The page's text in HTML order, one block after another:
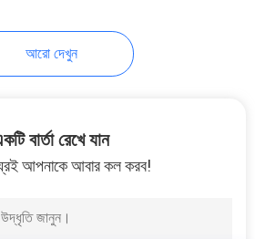
ফ্লুওরাইড
আরো দেখুন
বার্তা রেখে যান
আপনাকে আবার কল করব!